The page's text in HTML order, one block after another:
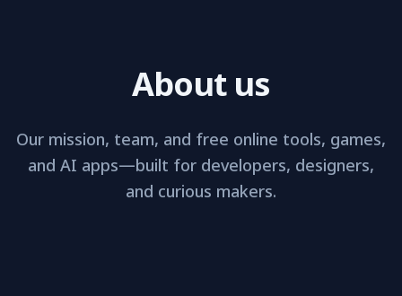
टूल & यूटिलिटी
🎮गेम & फ़न
About us
Our mission, team, and free online tools, games,
and AI apps—built for developers, designers,
and curious makers.